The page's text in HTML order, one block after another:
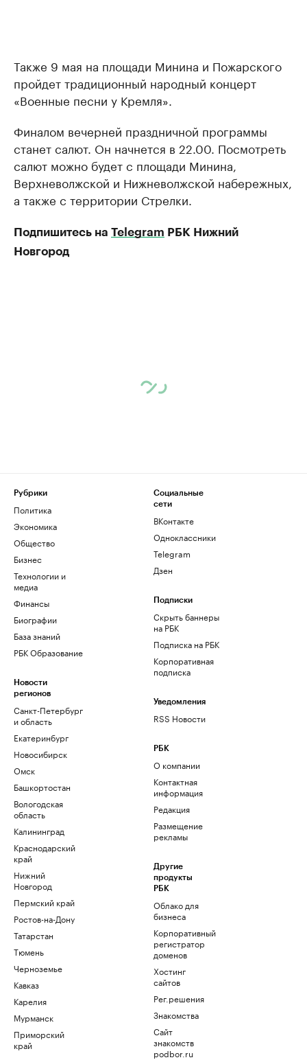
Также 9 мая на площади Минина и Пожарского
пройдет традиционный народный концерт
«Военные песни у Кремля».
Финалом вечерней праздничной программы
станет салют. Он начнется в 22.00. Посмотреть
салют можно будет с площади Минина,
Верхневолжской и Нижневолжской набережных,
а также с территории Стрелки.
Подпишитесь на Telegram РБК Нижний
Новгород
Рубрики
Политика
Экономика
Общество
Бизнес
Технологии и
медиа
Финансы
Биографии
База знаний
РБК Образование
Новости
регионов
Санкт-Петербург
и область
Екатеринбург
Новосибирск
Омск
Башкортостан
Вологодская
область
Калининград
Краснодарский
край
Нижний
Новгород
Пермский край
Ростов-на-Дону
Татарстан
Тюмень
Черноземье
Кавказ
Карелия
Мурманск
Приморский
край
Социальные
сети
ВКонтакте
Одноклассники
Telegram
Дзен
Подписки
Скрыть баннеры
на РБК
Подписка на РБК
Корпоративная
подписка
Уведомления
RSS Новости
РБК
О компании
Контактная
информация
Редакция
Размещение
рекламы
Другие
продукты
РБК
Облако для
бизнеса
Корпоративный
регистратор
доменов
Хостинг
сайтов
Рег.решения
Знакомства
Сайт
знакомств
podbor.ru